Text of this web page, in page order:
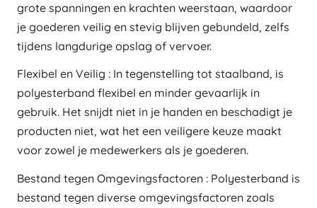
grote spanningen en krachten weerstaan, waardoor
je goederen veilig en stevig blijven gebundeld, zelfs
tijdens langdurige opslag of vervoer.
Flexibel en Veilig : In tegenstelling tot staalband, is
polyesterband flexibel en minder gevaarlijk in
gebruik. Het snijdt niet in je handen en beschadigt je
producten niet, wat het een veiligere keuze maakt
voor zowel je medewerkers als je goederen.
Bestand tegen Omgevingsfactoren : Polyesterband is
bestand tegen diverse omgevingsfactoren zoals